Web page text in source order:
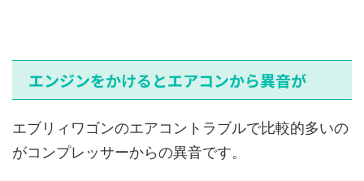
エンジンをかけるとエアコンから異音が
エブリィワゴンのエアコントラブルで比較的多いの
がコンプレッサーからの異音です。